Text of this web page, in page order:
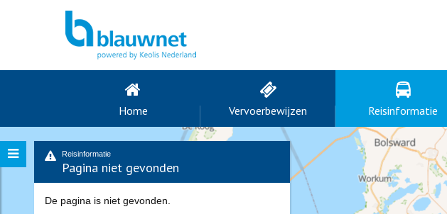
Home Vervoerbewijzen Reisinformatie
Reisinformatie
Pagina niet gevonden
De pagina is niet gevonden.